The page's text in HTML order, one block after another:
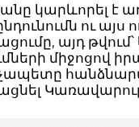
կարևորել է
ու այս
այդ
միջոցով